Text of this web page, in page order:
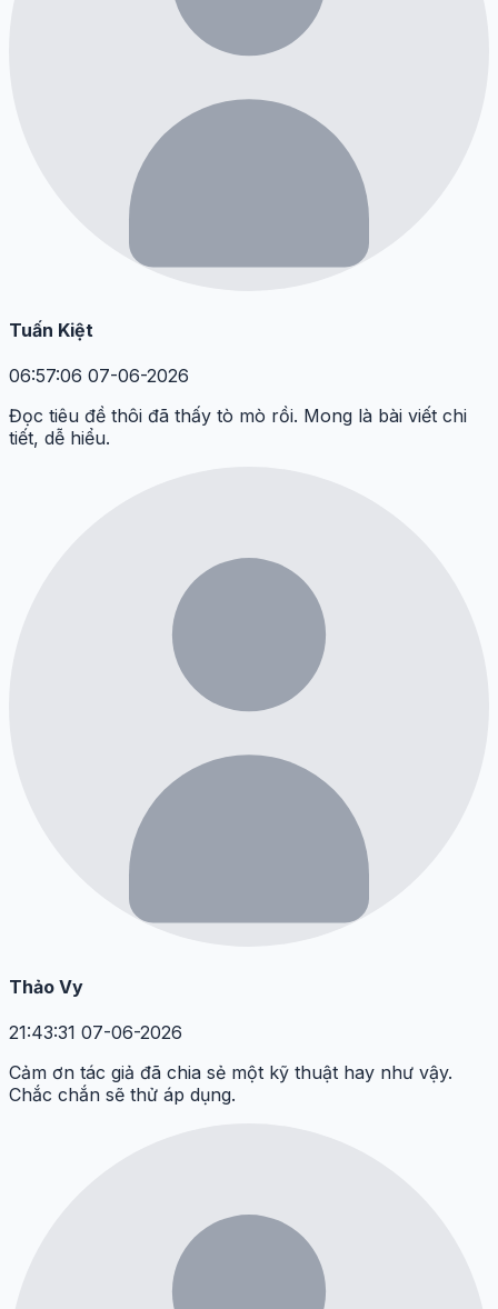
Tuấn Kiệt
06:57:06 07-06-2026
Đọc tiêu đề thôi đã thấy tò mò rồi. Mong là bài viết chi
tiết, dễ hiểu.
Thảo Vy
21:43:31 07-06-2026
Cảm ơn tác giả đã chia sẻ một kỹ thuật hay như vậy.
Chắc chắn sẽ thử áp dụng.